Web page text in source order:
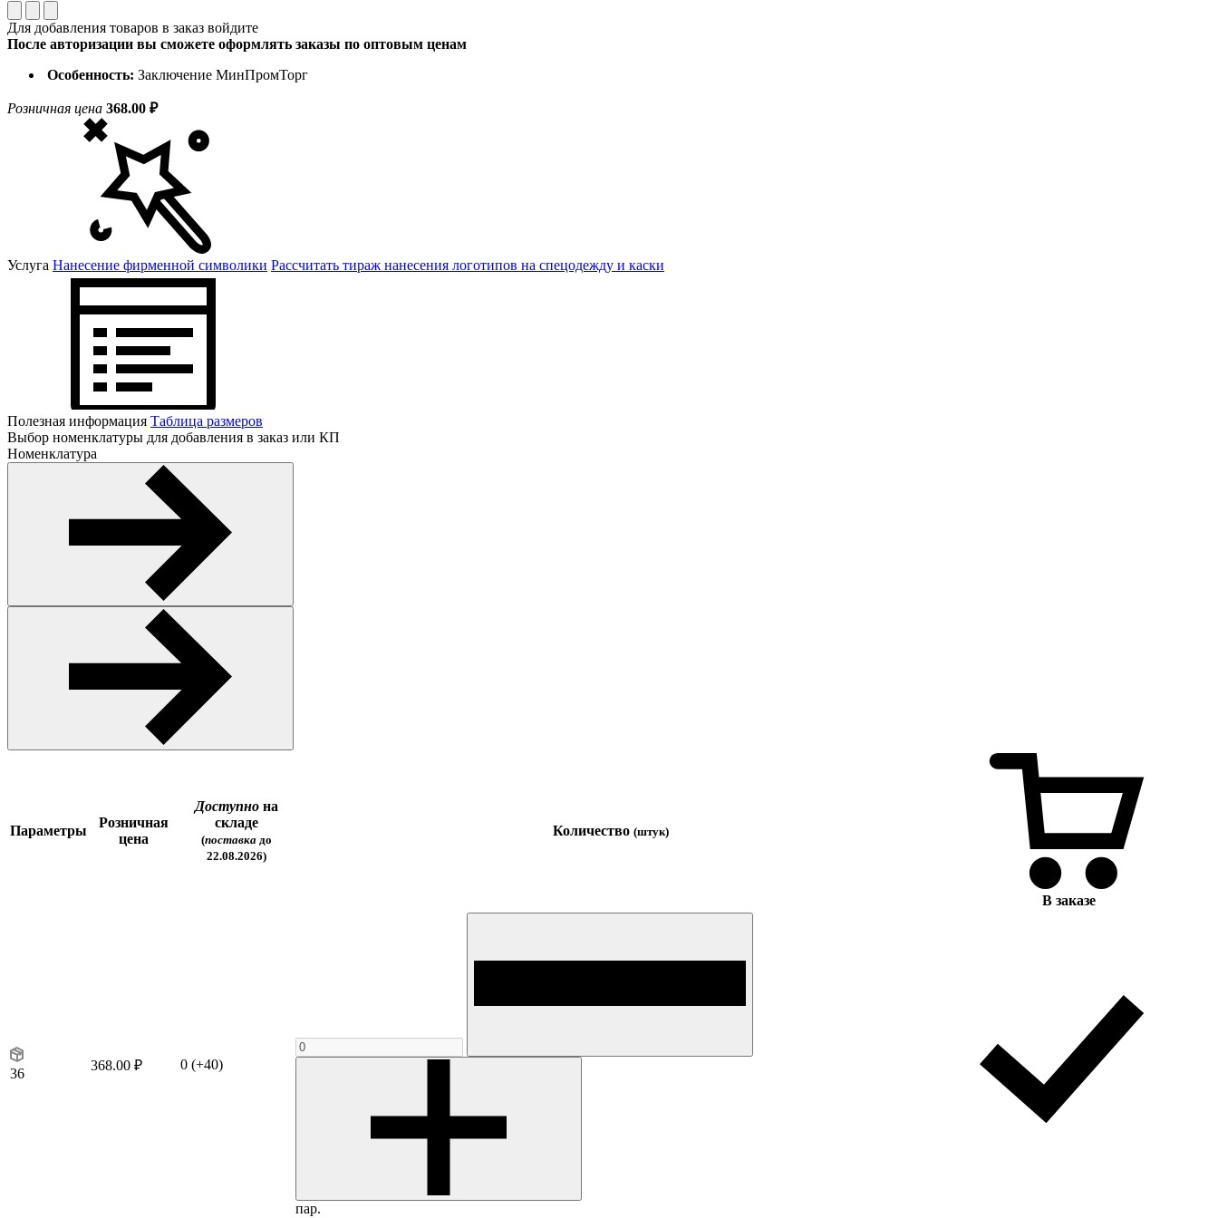
Для добавления товаров в заказ войдите
После авторизации вы сможете оформлять заказы по оптовым ценам
Особенность: Заключение МинПромТорг
Розничная цена 368.00 ₽
Услуга Нанесение фирменной символики Рассчитать тираж нанесения логотипов на спецодежду и каски
Полезная информация Таблица размеров
Выбор номенклатуры для добавления в заказ или КП
Номенклатура
Параметры
Розничная
цена
Доступно на
складе
(поставка до
22.08.2026)
Количество (штук)
В заказе
36
368.00 ₽ 0 (+40)
пар.